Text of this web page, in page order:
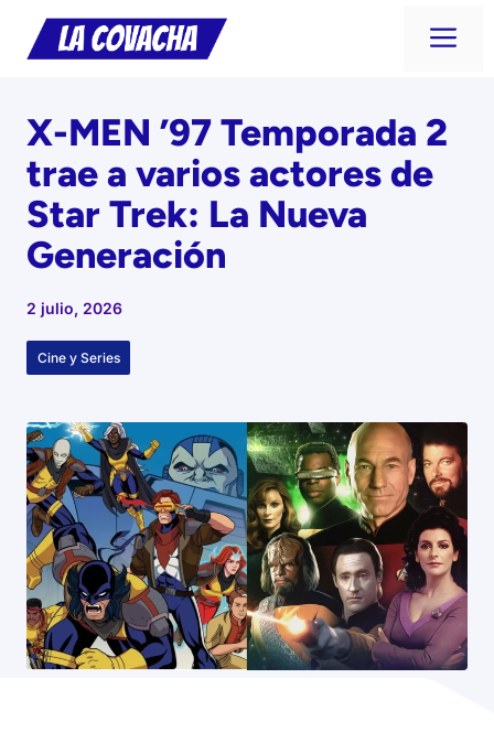
Saltar
X-MEN ’97 Temporada 2
trae a varios actores de
Star Trek: La Nueva
Generación
2 julio, 2026
Cine y Series